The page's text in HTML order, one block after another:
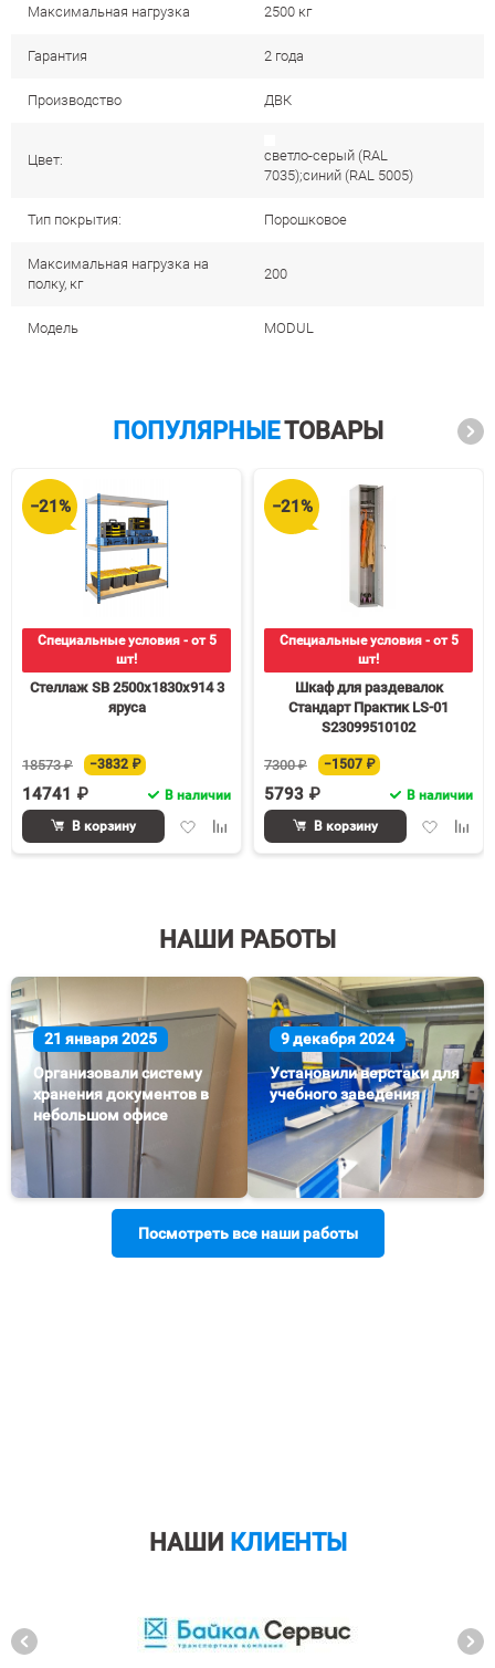
Максимальная нагрузка 2500 кг
Гарантия 2 года
Производство ДВК
Цвет:
светло-серый (RAL
7035);синий (RAL 5005)
Тип покрытия: Порошковое
Максимальная нагрузка на
полку, кг
200
Модель MODUL
ПОПУЛЯРНЫЕТОВАРЫ
−21%
Специальные условия - от 5
шт!
Стеллаж SB 2500х1830х914 3
яруса
18573 ₽ −3832 ₽
14741 ₽ В наличии
ДобавитьДобавить
В корзину
−21%
Специальные условия - от 5
шт!
Шкаф для раздевалок
Стандарт Практик LS-01
S23099510102
7300 ₽ −1507 ₽
5793 ₽ В наличии
Добавить
В корзину
НАШИ РАБОТЫ
21 января 2025
Организовали систему
хранения документов в
небольшом офисе
9 декабря 2024
Установили верстаки для
учебного заведения
Посмотреть все наши работы
НАШИ КЛИЕНТЫ